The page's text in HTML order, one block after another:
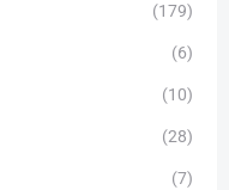
(179)
(6)
(10)
(28)
(7)